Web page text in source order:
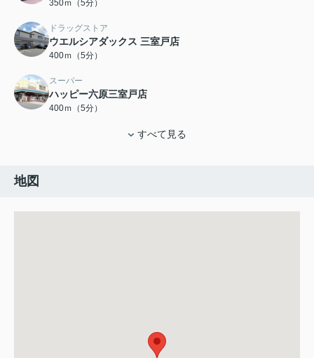
350ｍ（5分）
ドラッグストア
ウエルシアダックス 三室戸店
400ｍ（5分）
スーパー
ハッピー六原三室戸店
400ｍ（5分）
すべて見る
地図